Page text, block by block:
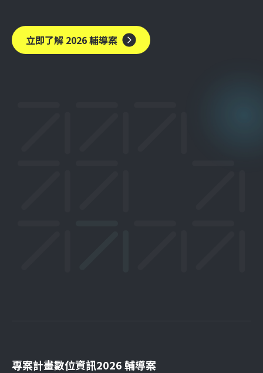
立即了解 2026 輔導案
專案計畫數位資訊2026 輔導案